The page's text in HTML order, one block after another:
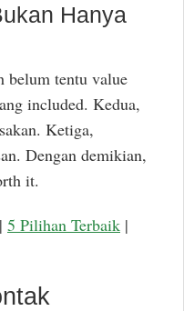
Hanya
belum tentu value
included. Kedua,
Ketiga,
Dengan demikian,
it.
| 5 Pilihan Terbaik |